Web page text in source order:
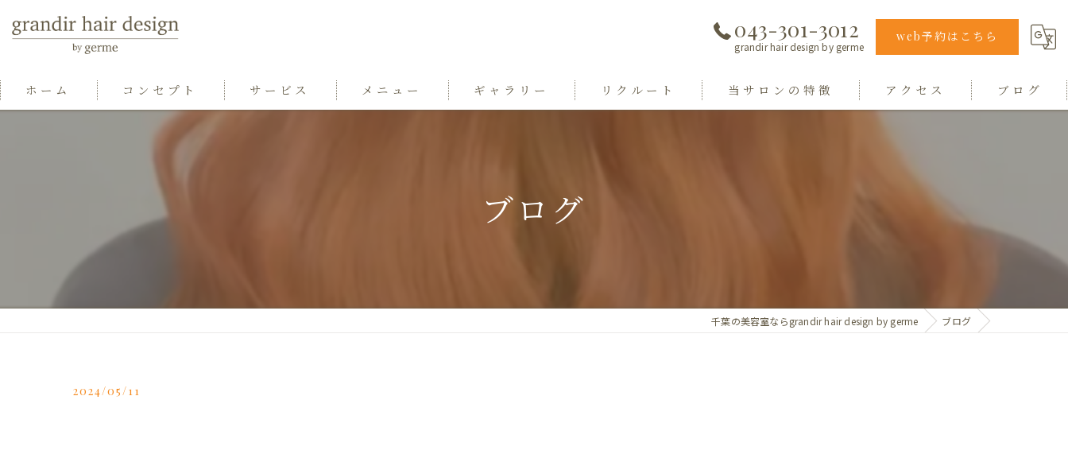
043-301-3012
grandir hair design by germe
web予約はこちら
ホーム コンセプト サービス メニュー ギャラリー リクルート 当サロンの特徴 アクセス
hair design germe
ブログ
ブログ
千葉の美容室ならgrandir hair design by germe ブログ
2024/05/11